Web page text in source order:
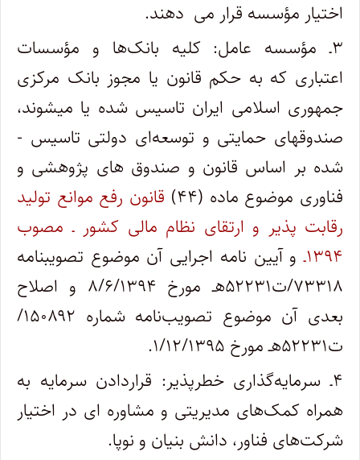
اختیار مؤسسه قرار می ‌ دهند.
۳ـ مؤسسه عامل: کلیه بانک‌ها و مؤسسات
اعتباری که به حکم قانون یا مجوز بانک مرکزی
جمهوری اسلامی ایران تاسیس شده یا می­شوند،
صندوق­های حمایتی و توسعه‌ای دولتی تاسیس ­
شده بر اساس قانون و صندوق­ های پژوهشی و
فناوری موضوع ماده (۴۴)
قانون رفع موانع تولید
رقابت ­پذیر و ارتقای نظام مالی کشور ـ مصوب
۱۳۹۴ـو آیین نامه اجرایی آن موضوع تصویب­نامه
۷۳۳۱۸/ت۵۲۲۳۱هـ مورخ ۸/۶/۱۳۹۴ و اصلاح
بعدی آن موضوع تصویب‌نامه شماره ۱۵۰۸۹۲/
ت۵۲۲۳۱هـ مورخ ۱/۱۲/۱۳۹۵.
۴ـ سرمایه‌گذاری خطرپذیر: قراردادن سرمایه به
همراه کمک‌های مدیریتی و مشاوره ‌ای در اختیار
شرکت‌های فناور، دانش بنیان و نوپا.